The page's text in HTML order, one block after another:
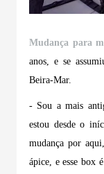
Mudança para
anos, e se
Beira-Mar.
- Sou a mais
estou desde o
mudança por
ápice, e esse box